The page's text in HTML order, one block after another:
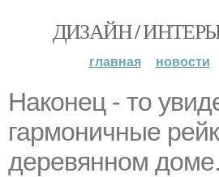
ДИЗАЙН /
главная новости
Наконец - то
гармоничные
деревянном доме.